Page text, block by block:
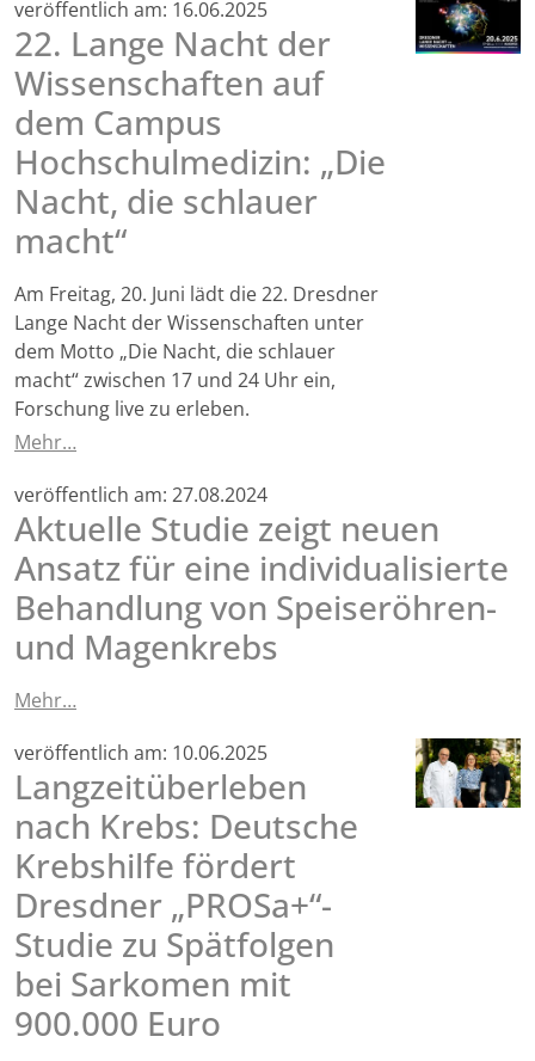
veröffentlich am: 16.06.2025
22. Lange Nacht der
Wissenschaften auf
dem Campus
Hochschulmedizin: „Die
Nacht, die schlauer
macht“
Am Freitag, 20. Juni lädt die 22. Dresdner
Lange Nacht der Wissenschaften unter
dem Motto „Die Nacht, die schlauer
macht“ zwischen 17 und 24 Uhr ein,
Forschung live zu erleben.
Mehr…
veröffentlich am: 27.08.2024
Aktuelle Studie zeigt neuen
Ansatz für eine individualisierte
Behandlung von Speiseröhren-
und Magenkrebs
Mehr…
veröffentlich am: 10.06.2025
Langzeitüberleben
nach Krebs: Deutsche
Krebshilfe fördert
Dresdner „PROSa+“-
Studie zu Spätfolgen
bei Sarkomen mit
900.000 Euro